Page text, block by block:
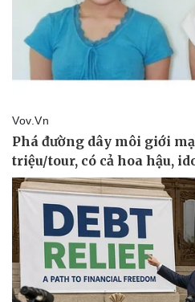
Bất động sản
Khởi nghiệp